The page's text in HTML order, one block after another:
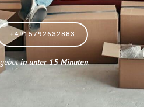
+4915792632883
in unter 15 Minuten.